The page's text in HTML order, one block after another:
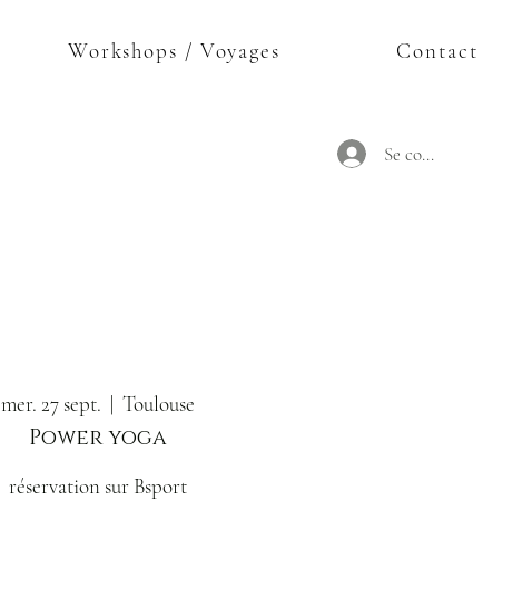
Se connecter
Workshops / Voyages Contact
mer. 27 sept.
  |
Toulouse
Power yoga
réservation sur Bsport